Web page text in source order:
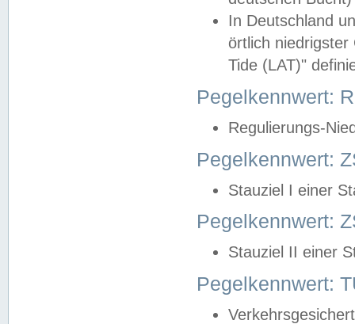
In Deutschland
örtlich
Tide (LAT)"
Pegelkennwert:
Regulierungs-
Pegelkennwert:
Stauziel I einer
Pegelkennwert:
Stauziel II einer
Pegelkennwert: